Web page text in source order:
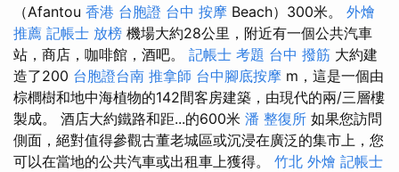
（Afantou 香港 台胞證 台中 按摩 Beach）300米。 外燴
推薦 記帳士 放榜 機場大約28公里，附近有一個公共汽車
站，商店，咖啡館，酒吧。 記帳士 考題 台中 撥筋 大約建
造了200 台胞證台南 推拿師 台中腳底按摩 m，這是一個由
棕櫚樹和地中海植物的142間客房建築，由現代的兩/三層樓
製成。 酒店大約鐵路和距...的600米 潘 整復所 如果您訪問
側面，絕對值得參觀古董老城區或沉浸在廣泛的集市上，您
可以在當地的公共汽車或出租車上獲得。 竹北 外燴 記帳士